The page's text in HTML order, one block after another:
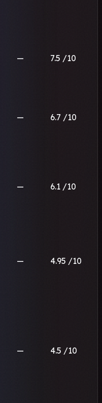
— 7.5 /10
— 6.7 /10
— 6.1 /10
— 4.95 /10
— 4.5 /10